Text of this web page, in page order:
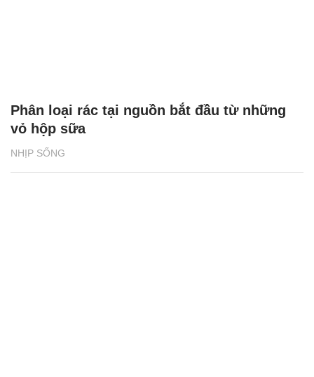
NHỊP SỐNG
Phân loại rác tại nguồn bắt đầu từ những
vỏ hộp sữa